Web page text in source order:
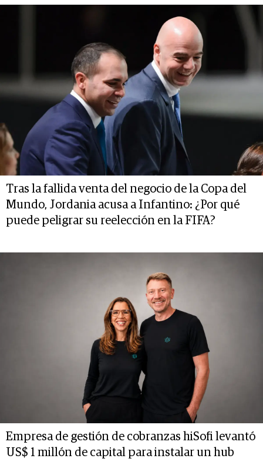
Tras la fallida venta del negocio de la Copa del
Mundo, Jordania acusa a Infantino: ¿Por qué
puede peligrar su reelección en la FIFA?
Empresa de gestión de cobranzas hiSofi levantó
US$ 1 millón de capital para instalar un hub